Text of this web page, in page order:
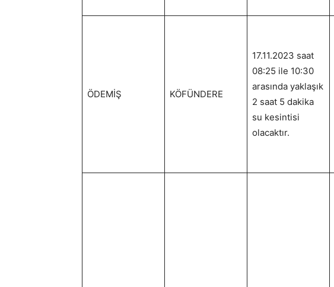
ÖDEMİŞ KÖFÜNDERE
17.11.2023 saat
08:25 ile 10:30
arasında yaklaşık
2 saat 5 dakika
su kesintisi
olacaktır.